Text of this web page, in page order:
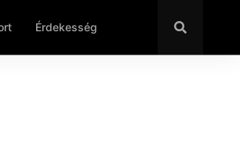
Érdekesség